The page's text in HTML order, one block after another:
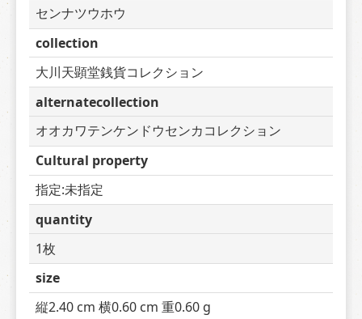
センナツウホウ
collection
大川天顕堂銭貨コレクション
alternatecollection
オオカワテンケンドウセンカコレクション
Cultural property
指定:未指定
quantity
1枚
size
縦2.40 cm 横0.60 cm 重0.60 g